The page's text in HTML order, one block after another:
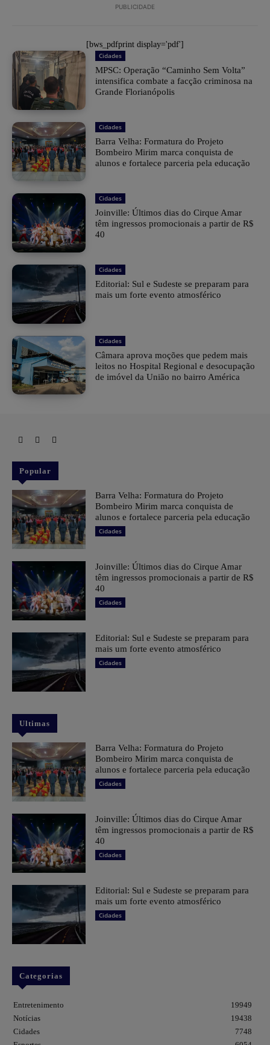
PUBLICIDADE
[bws_pdfprint display='pdf']
Cidades
MPSC: Operação “Caminho Sem Volta”
intensifica combate a facção criminosa na
Grande Florianópolis
Cidades
Barra Velha: Formatura do Projeto
Bombeiro Mirim marca conquista de
alunos e fortalece parceria pela educação
Cidades
Joinville: Últimos dias do Cirque Amar
têm ingressos promocionais a partir de R$
40
Cidades
Editorial: Sul e Sudeste se preparam para
mais um forte evento atmosférico
Cidades
Câmara aprova moções que pedem mais
leitos no Hospital Regional e desocupação
de imóvel da União no bairro América
Popular
Barra Velha: Formatura do Projeto
Bombeiro Mirim marca conquista de
alunos e fortalece parceria pela educação
Cidades
Joinville: Últimos dias do Cirque Amar
têm ingressos promocionais a partir de R$
40
Cidades
Editorial: Sul e Sudeste se preparam para
mais um forte evento atmosférico
Cidades
Ultimas
Barra Velha: Formatura do Projeto
Bombeiro Mirim marca conquista de
alunos e fortalece parceria pela educação
Cidades
Joinville: Últimos dias do Cirque Amar
têm ingressos promocionais a partir de R$
40
Cidades
Editorial: Sul e Sudeste se preparam para
mais um forte evento atmosférico
Cidades
Categorias
Entretenimento
19949
Notícias
19438
Cidades
7748